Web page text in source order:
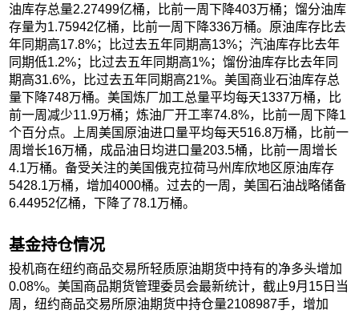
油库存总量2.27499亿桶，比前一周下降403万桶；馏分油库
存量为1.75942亿桶，比前一周下降336万桶。原油库存比去
年同期高17.8%；比过去五年同期高13%；汽油库存比去年
同期低1.2%；比过去五年同期高1%；馏份油库存比去年同
期高31.6%，比过去五年同期高21%。美国商业石油库存总
量下降748万桶。美国炼厂加工总量平均每天1337万桶，比
前一周减少11.9万桶；炼油厂开工率74.8%，比前一周下降1
个百分点。上周美国原油进口量平均每天516.8万桶，比前一
周增长16万桶，成品油日均进口量203.5桶，比前一周增长
4.1万桶。备受关注的美国俄克拉荷马州库欣地区原油库存
5428.1万桶，增加4000桶。过去的一周，美国石油战略储备
6.44952亿桶，下降了78.1万桶。
基金持仓情况
投机商在纽约商品交易所轻质原油期货中持有的净多头增加
0.08%。美国商品期货管理委员会最新统计，截止9月15日当
周，纽约商品交易所原油期货中持仓量2108987手，增加